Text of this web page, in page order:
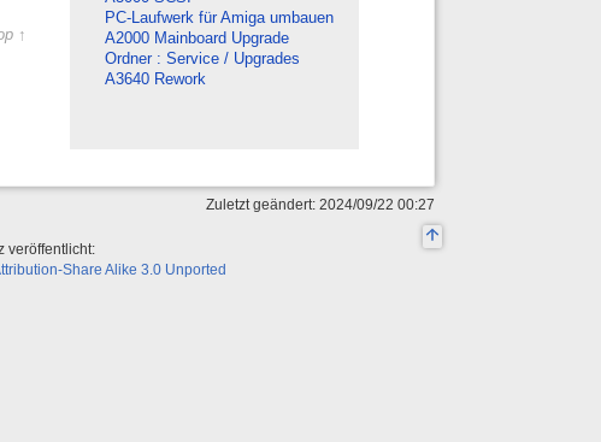
↑
PC-Laufwerk für Amiga umbauen
A2000 Mainboard Upgrade
Ordner : Service / Upgrades
A3640 Rework
Zuletzt geändert: 2024/09/22 00:27
veröffentlicht:
Share Alike 3.0 Unported